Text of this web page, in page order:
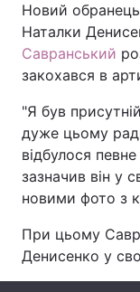
Головна
Економіка
Спорт
Техно і зв'язок
Зброя
Новий обранець
Наталки
Савранський
закохався в
"Я був
дуже цьому
відбулося
зазначив він у
новими фото з
При цьому
Денисенко у